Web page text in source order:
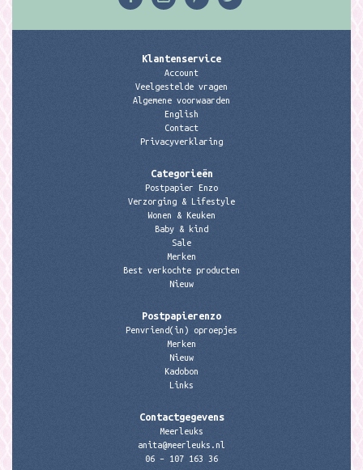
Klantenservice
Account
Veelgestelde vragen
Algemene voorwaarden
English
Contact
Privacyverklaring
Categorieën
Postpapier Enzo
Verzorging & Lifestyle
Wonen & Keuken
Baby & kind
Sale
Merken
Best verkochte producten
Nieuw
Postpapierenzo
Penvriend(in) oproepjes
Merken
Nieuw
Kadobon
Links
Contactgegevens
Meerleuks
anita@meerleuks.nl
06 – 107 163 36